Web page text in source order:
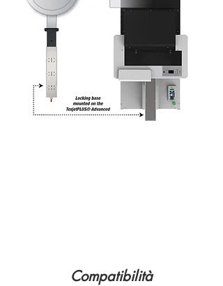
Compatibilità